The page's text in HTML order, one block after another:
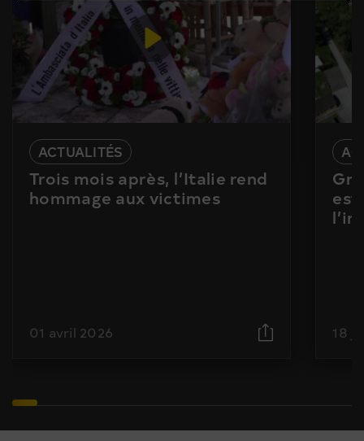
ACTUALITÉS
Trois mois après, l’Italie rend
hommage aux victimes
01 avril 2026
est
18